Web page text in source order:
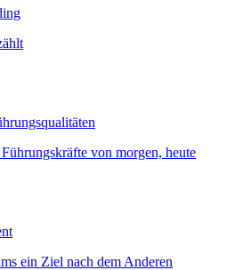
von morgen, heute
ein Ziel nach dem Anderen